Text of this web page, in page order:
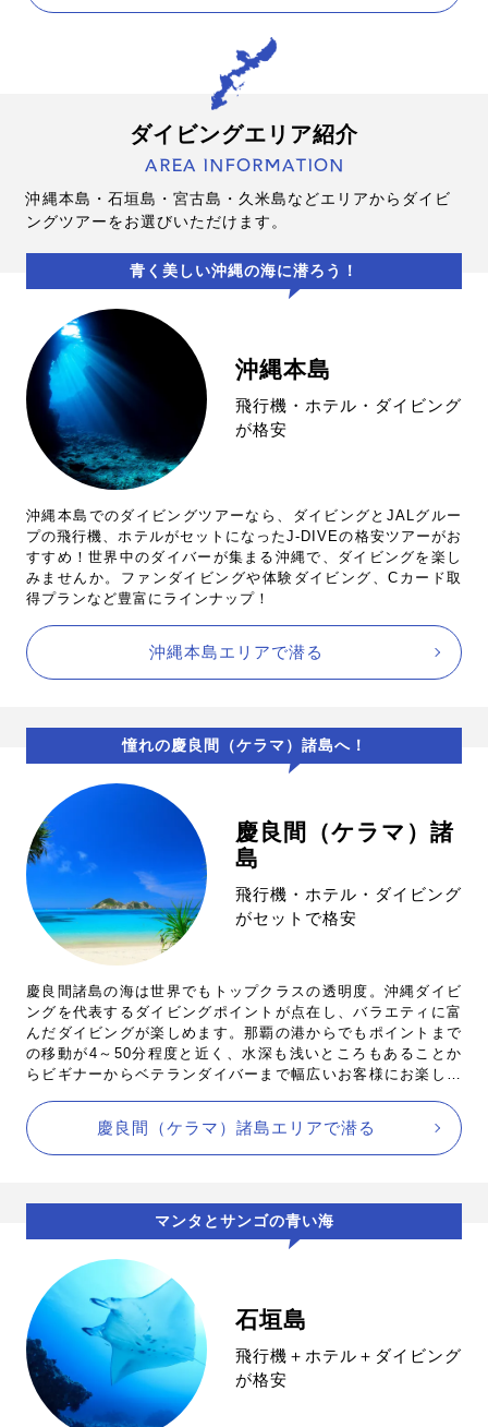
ダイビングエリア紹介
AREA INFORMATION
沖縄本島・石垣島・宮古島・久米島などエリアからダイビ
ングツアーをお選びいただけます。
青く美しい沖縄の海に潜ろう！
沖縄本島
飛行機・ホテル・ダイビング
が格安
沖縄本島でのダイビングツアーなら、ダイビングとJALグルー
プの飛行機、ホテルがセットになったJ-DIVEの格安ツアーがお
すすめ！世界中のダイバーが集まる沖縄で、ダイビングを楽し
みませんか。ファンダイビングや体験ダイビング、Cカード取
得プランなど豊富にラインナップ！
沖縄本島エリアで潜る
憧れの慶良間（ケラマ）諸島へ！
慶良間（ケラマ）諸
島
飛行機・ホテル・ダイビング
がセットで格安
慶良間諸島の海は世界でもトップクラスの透明度。沖縄ダイビ
ングを代表するダイビングポイントが点在し、バラエティに富
んだダイビングが楽しめます。那覇の港からでもポイントまで
の移動が4～50分程度と近く、水深も浅いところもあることか
らビギナーからベテランダイバーまで幅広いお客様にお楽しみ
慶良間（ケラマ）諸島エリアで潜る
マンタとサンゴの青い海
石垣島
飛行機＋ホテル＋ダイビング
が格安